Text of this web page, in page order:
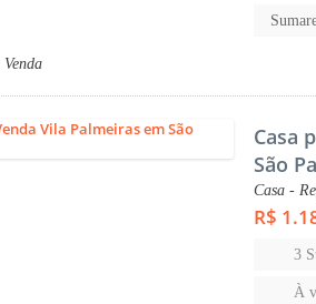
Venda
Casa
São
Casa -
R$
3
À